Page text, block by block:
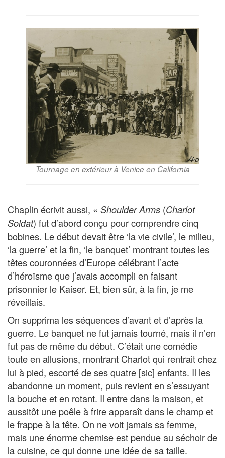
Tournage en extérieur à Venice en California
Chaplin écrivit aussi, « Shoulder Arms (Charlot
Soldat) fut d’abord conçu pour comprendre cinq
bobines. Le début devait être ‘la vie civile’, le milieu,
‘la guerre’ et la fin, ‘le banquet’ montrant toutes les
têtes couronnées d’Europe célébrant l’acte
d’héroïsme que j’avais accompli en faisant
prisonnier le Kaiser. Et, bien sûr, à la fin, je me
réveillais.
On supprima les séquences d’avant et d’après la
guerre. Le banquet ne fut jamais tourné, mais il n’en
fut pas de même du début. C’était une comédie
toute en allusions, montrant Charlot qui rentrait chez
lui à pied, escorté de ses quatre [sic] enfants. Il les
abandonne un moment, puis revient en s’essuyant
la bouche et en rotant. Il entre dans la maison, et
aussitôt une poêle à frire apparaît dans le champ et
le frappe à la tête. On ne voit jamais sa femme,
mais une énorme chemise est pendue au séchoir de
la cuisine, ce qui donne une idée de sa taille.